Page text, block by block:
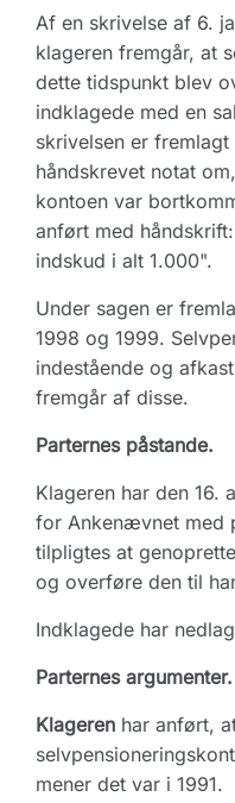
Af en skrivelse af 6.
klageren fremgår, at
dette tidspunkt blev
indklagede med en
skrivelsen er
håndskrevet notat
kontoen var
anført med
indskud i alt 1.000".
Under sagen er
1998 og 1999.
indestående og
fremgår af disse.
Parternes påstande.
Klageren har den 16.
for Ankenævnet med
tilpligtes at
og overføre den til
Indklagede har
Parternes argumenter.
Klageren har anført,
mener det var i 1991.